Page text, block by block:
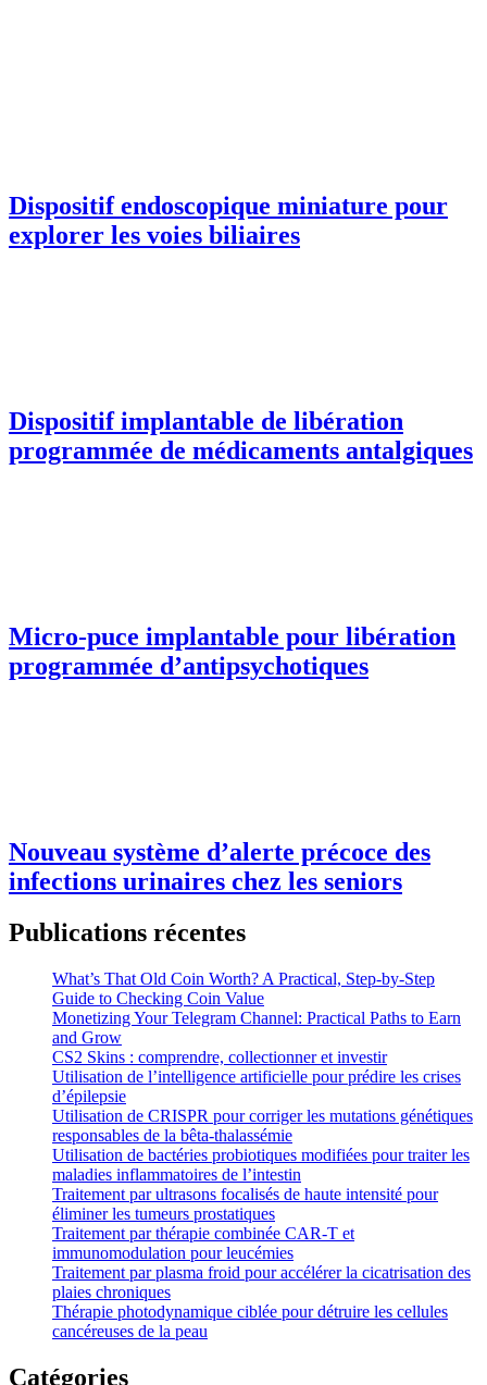
Dispositif endoscopique miniature pour
explorer les voies biliaires
Dispositif implantable de libération
programmée de médicaments antalgiques
Micro-puce implantable pour libération
programmée d’antipsychotiques
Nouveau système d’alerte précoce des
infections urinaires chez les seniors
Publications récentes
What’s That Old Coin Worth? A Practical, Step‑by‑Step
Guide to Checking Coin Value
Monetizing Your Telegram Channel: Practical Paths to Earn
and Grow
CS2 Skins : comprendre, collectionner et investir
Utilisation de l’intelligence artificielle pour prédire les crises
d’épilepsie
Utilisation de CRISPR pour corriger les mutations génétiques
responsables de la bêta-thalassémie
Utilisation de bactéries probiotiques modifiées pour traiter les
maladies inflammatoires de l’intestin
Traitement par ultrasons focalisés de haute intensité pour
éliminer les tumeurs prostatiques
Traitement par thérapie combinée CAR-T et
immunomodulation pour leucémies
Traitement par plasma froid pour accélérer la cicatrisation des
plaies chroniques
Thérapie photodynamique ciblée pour détruire les cellules
cancéreuses de la peau
Catégories